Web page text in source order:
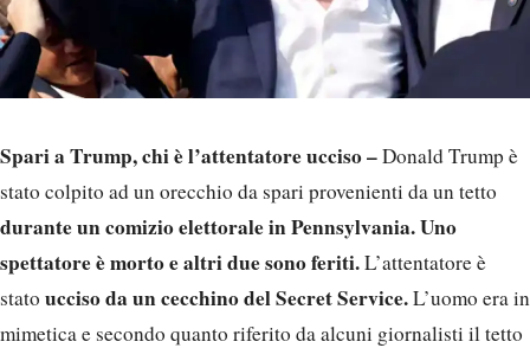
Spari a Trump, chi è l’attentatore ucciso –Donald Trump è
stato colpito ad un orecchio da spari provenienti da un tetto
durante un comizio elettorale in Pennsylvania.Uno
spettatore è morto e altri due sono feriti.L’attentatore è
stato ucciso da un cecchino del Secret Service.L’uomo era in
mimetica e secondo quanto riferito da alcuni giornalisti il tetto